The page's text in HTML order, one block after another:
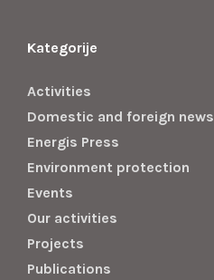
Kategorije
Activities
Domestic and foreign news
Energis Press
Environment protection
Events
Our activities
Projects
Publications